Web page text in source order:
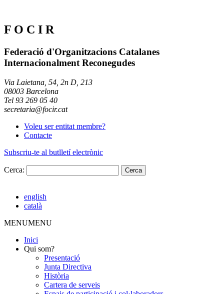
F O C I R
Federació d'Organitzacions Catalanes
Internacionalment Reconegudes
Via Laietana, 54, 2n D, 213
08003 Barcelona
Tel 93 269 05 40
secretaria@focir.cat
Voleu ser entitat membre?
Contacte
Subscriu-te al butlletí electrònic
Cerca:
english
català
MENUMENU
Inici
Qui som?
Presentació
Junta Directiva
Història
Cartera de serveis